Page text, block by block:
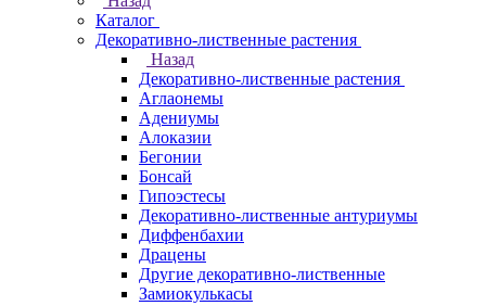
Каталог
Декоративно-лиственные растения
Назад
Декоративно-лиственные растения
Аглаонемы
Адениумы
Алоказии
Бегонии
Бонсай
Гипоэстесы
Декоративно-лиственные антуриумы
Диффенбахии
Драцены
Другие декоративно-лиственные
Замиокулькасы